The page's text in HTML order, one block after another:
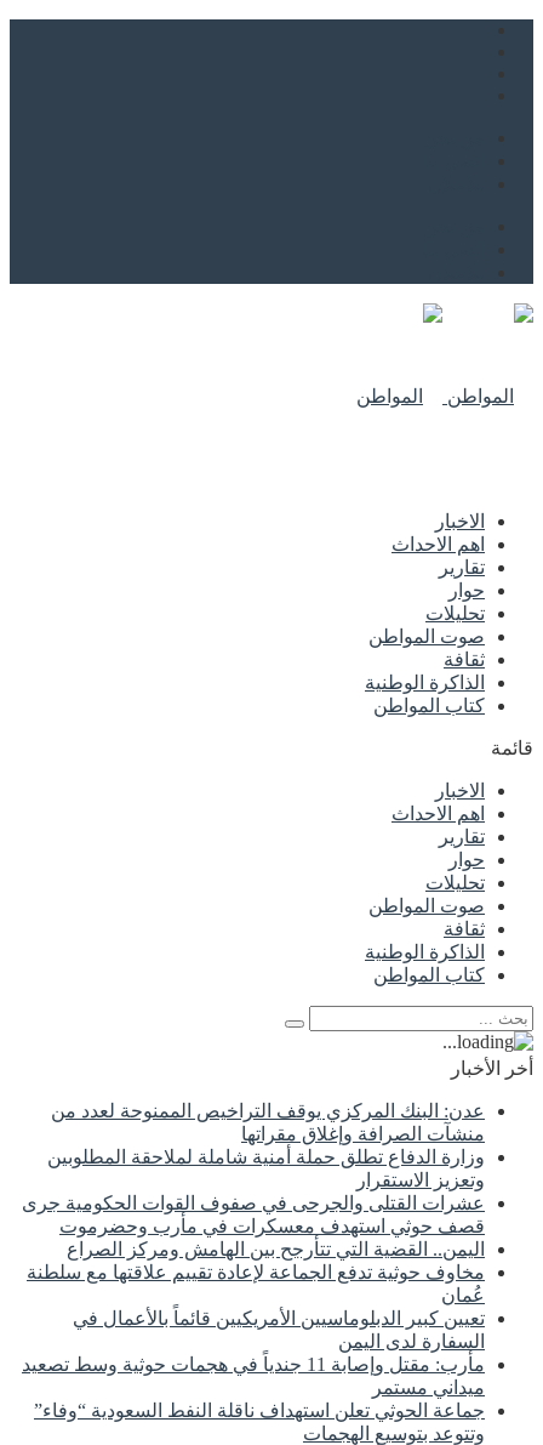
الاخبار
اهم الاحداث
تقارير
حوار
تحليلات
صوت المواطن
ثقافة
الذاكرة الوطنية
كتاب المواطن
قائمة
الاخبار
اهم الاحداث
تقارير
حوار
تحليلات
صوت المواطن
ثقافة
الذاكرة الوطنية
كتاب المواطن
أخر الأخبار
عدن: البنك المركزي يوقف التراخيص الممنوحة لعدد من
منشآت الصرافة وإغلاق مقراتها
وزارة الدفاع تطلق حملة أمنية شاملة لملاحقة المطلوبين
وتعزيز الاستقرار
عشرات القتلى والجرحى في صفوف القوات الحكومية جرى
قصف حوثي استهدف معسكرات في مأرب وحضرموت
اليمن.. القضية التي تتأرجح بين الهامش ومركز الصراع
مخاوف حوثية تدفع الجماعة لإعادة تقييم علاقتها مع سلطنة
عُمان
تعيين كبير الدبلوماسيين الأمريكيين قائماً بالأعمال في
السفارة لدى اليمن
مأرب: مقتل وإصابة 11 جندياً في هجمات حوثية وسط تصعيد
ميداني مستمر
جماعة الحوثي تعلن استهداف ناقلة النفط السعودية “وفاء”
وتتوعد بتوسيع الهجمات